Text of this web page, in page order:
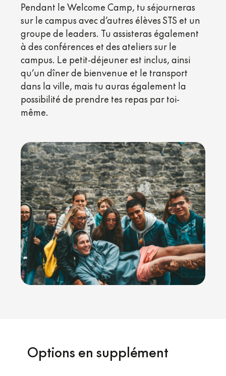
Pendant le Welcome Camp, tu séjourneras
sur le campus avec d’autres élèves STS et un
groupe de leaders. Tu assisteras également
à des conférences et des ateliers sur le
campus. Le petit-déjeuner est inclus, ainsi
qu’un dîner de bienvenue et le transport
dans la ville, mais tu auras également la
possibilité de prendre tes repas par toi-
même.
Options en supplément